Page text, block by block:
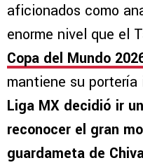
aficionados como
enorme nivel que el
Copa del Mundo
mantiene su
Liga MX decidió ir
reconocer el gran
guardameta de